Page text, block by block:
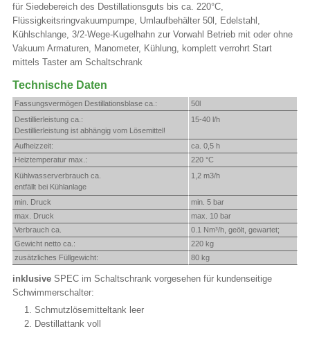
für Siedebereich des Destillationsguts bis ca. 220°C,
Flüssigkeitsringvakuumpumpe, Umlaufbehälter 50l, Edelstahl,
Kühlschlange, 3/2-Wege-Kugelhahn zur Vorwahl Betrieb mit oder ohne
Vakuum Armaturen, Manometer, Kühlung, komplett verrohrt Start
mittels Taster am Schaltschrank
Technische Daten
Fassungsvermögen Destillationsblase ca.:
50l
Destillierleistung ca.:
Destillierleistung ist abhängig vom Lösemittel!
15-40 l/h
Aufheizzeit:
ca. 0,5 h
Heiztemperatur max.:
220 °C
Kühlwasserverbrauch ca.
entfällt bei Kühlanlage
1,2 m3/h
min. Druck
min. 5 bar
max. Druck
max. 10 bar
Verbrauch ca.
0.1 Nm³/h, geölt, gewartet;
Gewicht netto ca.:
220 kg
zusätzliches Füllgewicht:
80 kg
inklusiveSPEC im Schaltschrank vorgesehen für kundenseitige
Schwimmerschalter:
Schmutzlösemitteltank leer
Destillattank voll